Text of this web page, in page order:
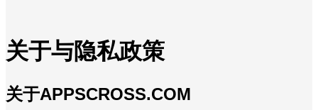
关于与隐私政策
关于APPSCROSS.COM